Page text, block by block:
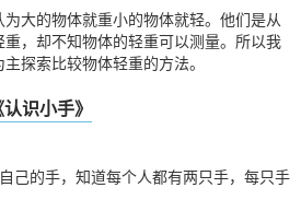
的物体就重小的物体就轻。他们是从
，却不知物体的轻重可以测量。所以我
探索比较物体轻重的方法。
识小手》
的手，知道每个人都有两只手，每只手